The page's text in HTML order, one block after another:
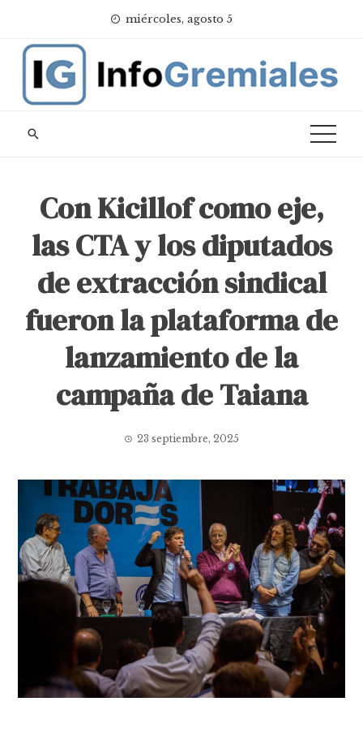
content
miércoles, agosto 5
Con Kicillof como eje,
las CTA y los diputados
de extracción sindical
fueron la plataforma de
lanzamiento de la
campaña de Taiana
23 septiembre, 2025